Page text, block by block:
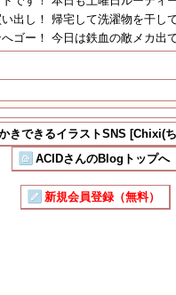
出し！ 帰宅して洗濯物を干し
ゴー！ 今日は鉄血の敵メカ出
きできるイラストSNS [Chixi(
ACIDさんのBlogトップへ
新規会員登録（無料）